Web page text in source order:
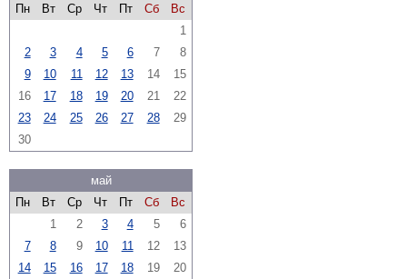
Пн
Вт Ср Чт Пт Сб
Вс
1
2
3 4 5 6 7
8
9
10 11 12 13 14
15
16
17 18 19 20 21
22
23
24 25 26 27 28
29
30
май
Пн
Вт Ср Чт Пт Сб
Вс
1
2 3 4 5
6
7
8 9 10 11 12
13
14
15 16 17 18 19
20